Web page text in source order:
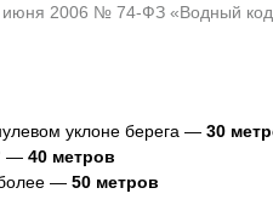
2006 № 74-ФЗ «Водный
уклоне берега — 30
— 40 метров
— 50 метров